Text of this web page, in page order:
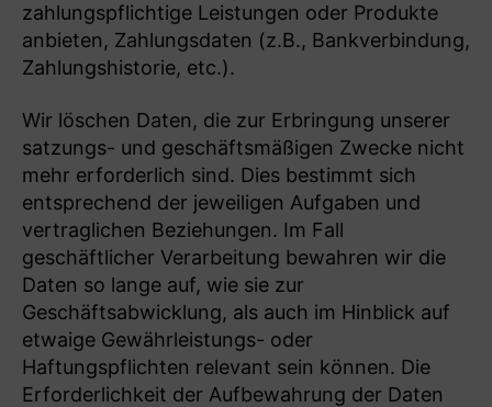
zahlungspflichtige Leistungen oder Produkte
anbieten, Zahlungsdaten (z.B., Bankverbindung,
Zahlungshistorie, etc.).
Wir löschen Daten, die zur Erbringung unserer
satzungs- und geschäftsmäßigen Zwecke nicht
mehr erforderlich sind. Dies bestimmt sich
entsprechend der jeweiligen Aufgaben und
vertraglichen Beziehungen. Im Fall
geschäftlicher Verarbeitung bewahren wir die
Daten so lange auf, wie sie zur
Geschäftsabwicklung, als auch im Hinblick auf
etwaige Gewährleistungs- oder
Haftungspflichten relevant sein können. Die
Erforderlichkeit der Aufbewahrung der Daten